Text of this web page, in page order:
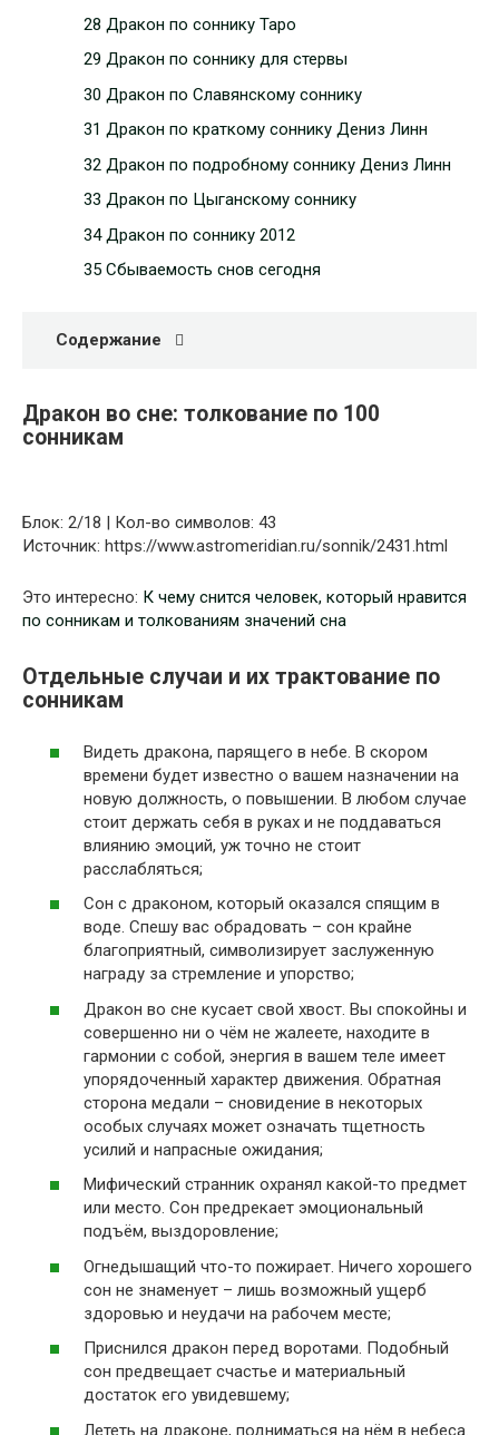
28 Дракон по соннику Таро
29 Дракон по соннику для стервы
30 Дракон по Славянскому соннику
31 Дракон по краткому соннику Дениз Линн
32 Дракон по подробному соннику Дениз Линн
33 Дракон по Цыганскому соннику
34 Дракон по соннику 2012
35 Сбываемость снов сегодня
Содержание
Дракон во сне: толкование по 100
сонникам
Блок: 2/18 | Кол-во символов: 43
Источник: https://www.astromeridian.ru/sonnik/2431.html
Это интересно: К чему снится человек, который нравится
по сонникам и толкованиям значений сна
Отдельные случаи и их трактование по
сонникам
Видеть дракона, парящего в небе. В скором
времени будет известно о вашем назначении на
новую должность, о повышении. В любом случае
стоит держать себя в руках и не поддаваться
влиянию эмоций, уж точно не стоит
расслабляться;
Сон с драконом, который оказался спящим в
воде. Спешу вас обрадовать – сон крайне
благоприятный, символизирует заслуженную
награду за стремление и упорство;
Дракон во сне кусает свой хвост. Вы спокойны и
совершенно ни о чём не жалеете, находите в
гармонии с собой, энергия в вашем теле имеет
упорядоченный характер движения. Обратная
сторона медали – сновидение в некоторых
особых случаях может означать тщетность
усилий и напрасные ожидания;
Мифический странник охранял какой-то предмет
или место. Сон предрекает эмоциональный
подъём, выздоровление;
Огнедышащий что-то пожирает. Ничего хорошего
сон не знаменует – лишь возможный ущерб
здоровью и неудачи на рабочем месте;
Приснился дракон перед воротами. Подобный
сон предвещает счастье и материальный
достаток его увидевшему;
Лететь на драконе, подниматься на нём в небеса.